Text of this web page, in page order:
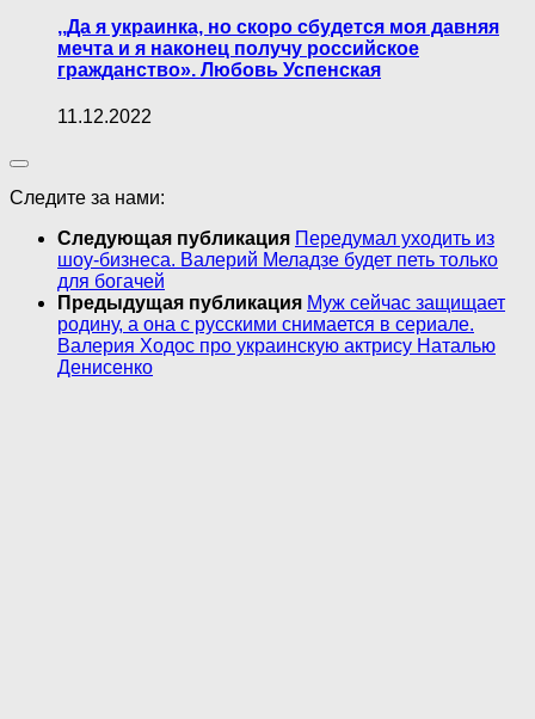
,,Да я украинка, но скоро сбудется моя давняя
мечта и я наконец получу российское
гражданство». Любовь Успенская
11.12.2022
Следите за нами:
Следующая публикация Передумал уходить из
шоу-бизнеса. Валерий Меладзе будет петь только
для богачей
Предыдущая публикация Муж сейчас защищает
родину, а она с русскими снимается в сериале.
Валерия Ходос про украинскую актрису Наталью
Денисенко